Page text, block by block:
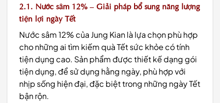
2.1. Nước sâm 12% – Giải pháp bổ sung năng lượng
tiện lợi ngày Tết
Nước sâm 12% của Jung Kian là lựa chọn phù hợp
cho những ai tìm kiếm quà Tết sức khỏe có tính
tiện dụng cao. Sản phẩm được thiết kế dạng gói
tiện dụng, để sử dụng hằng ngày, phù hợp với
nhịp sống hiện đại, đặc biệt trong những ngày Tết
bận rộn.